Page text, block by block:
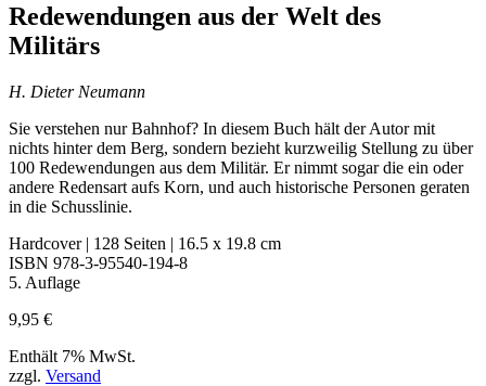
Redewendungen aus der Welt des
Militärs
H. Dieter Neumann
Sie verstehen nur Bahnhof? In diesem Buch hält der Autor mit
nichts hinter dem Berg, sondern bezieht kurzweilig Stellung zu über
100 Redewendungen aus dem Militär. Er nimmt sogar die ein oder
andere Redensart aufs Korn, und auch historische Personen geraten
in die Schusslinie.
Hardcover | 128 Seiten | 16.5 x 19.8 cm
ISBN 978-3-95540-194-8
5. Auflage
9,95 €
Enthält 7% MwSt.
zzgl. Versand